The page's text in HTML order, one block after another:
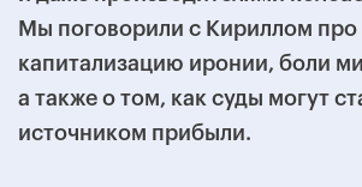
Мы поговорили с Кириллом про
капитализацию иронии, боли
а также о том, как суды могут
источником прибыли.